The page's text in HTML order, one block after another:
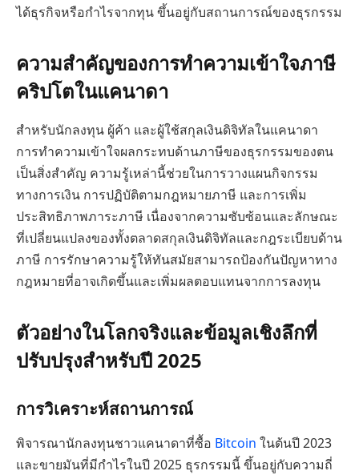
ได้ธุรกิจหรือกำไรจากทุน ขึ้นอยู่กับสถานการณ์ของธุรกรรม
ความสำคัญของการทำความเข้าใจภาษี
คริปโตในแคนาดา
สำหรับนักลงทุน ผู้ค้า และผู้ใช้สกุลเงินดิจิทัลในแคนาดา
การทำความเข้าใจผลกระทบด้านภาษีของธุรกรรมของตน
เป็นสิ่งสำคัญ ความรู้เหล่านี้ช่วยในการวางแผนกิจกรรม
ทางการเงิน การปฏิบัติตามกฎหมายภาษี และการเพิ่ม
ประสิทธิภาพภาระภาษี เนื่องจากความซับซ้อนและลักษณะ
ที่เปลี่ยนแปลงของทั้งตลาดสกุลเงินดิจิทัลและกฎระเบียบด้าน
ภาษี การรักษาความรู้ให้ทันสมัยสามารถป้องกันปัญหาทาง
กฎหมายที่อาจเกิดขึ้นและเพิ่มผลตอบแทนจากการลงทุน
ตัวอย่างในโลกจริงและข้อมูลเชิงลึกที่
ปรับปรุงสำหรับปี 2025
การวิเคราะห์สถานการณ์
พิจารณานักลงทุนชาวแคนาดาที่ซื้อ Bitcoin ในต้นปี 2023
และขายมันที่มีกำไรในปี 2025 ธุรกรรมนี้ ขึ้นอยู่กับความถี่